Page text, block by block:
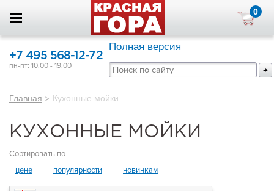
0
+7 495 568-12-72
пн-пт: 10.00 - 19.00
Полная версия
Главная > Кухонные мойки
КУХОННЫЕ МОЙКИ
Сортировать по
цене
популярности новинкам